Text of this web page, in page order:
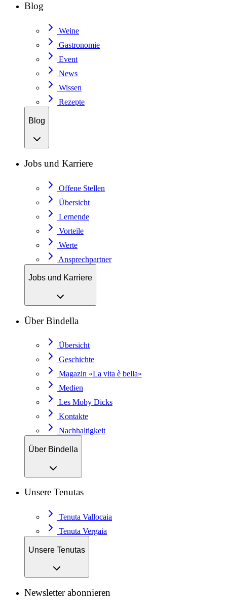
Blog
Weine
Gastronomie
Event
News
Wissen
Rezepte
Blog
Jobs und Karriere
Offene Stellen
Übersicht
Lernende
Vorteile
Werte
Ansprechpartner
Jobs und Karriere
Über Bindella
Übersicht
Geschichte
Magazin «La vita è bella»
Medien
Les Moby Dicks
Kontakte
Nachhaltigkeit
Über Bindella
Unsere Tenutas
Tenuta Vallocaia
Tenuta Vergaia
Unsere Tenutas
Newsletter abonnieren